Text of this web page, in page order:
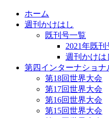
ホーム
週刊かけはし
既刊号一覧
2021年既刊
週刊かけは
第四インターナショナ
第18回世界大会
第17回世界大会
第16回世界大会
第15回世界大会